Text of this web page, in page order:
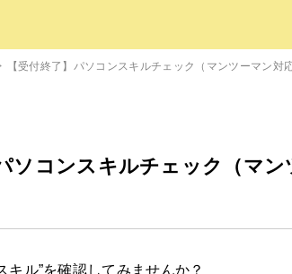
【受付終了】パソコンスキルチェック（マンツーマン対
ソコンスキルチェック（マ
キル”を確認してみませんか？